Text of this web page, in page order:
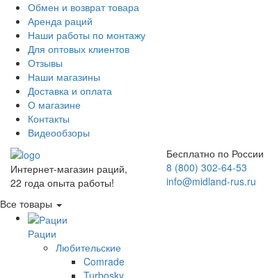
Обмен и возврат товара
Аренда раций
Наши работы по монтажу
Для оптовых клиентов
Отзывы
Наши магазины
Доставка и оплата
О магазине
Контакты
Видеообзоры
Интернет-магазин раций,
22 года опыта работы!
Бесплатно по России
8 (800) 302-64-53
info@midland-rus.ru
Все товары
Рации
Любительские
Comrade
Turbosky